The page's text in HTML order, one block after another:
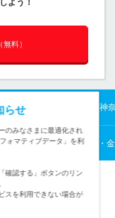
よう！
（無料）
の転職・求人情報TOP 神
ら探す コンサルタント・
らせ
のみなさまに最適化され
ォマティブデータ」を利
確認する」ボタンのリン
スを利用できない場合が